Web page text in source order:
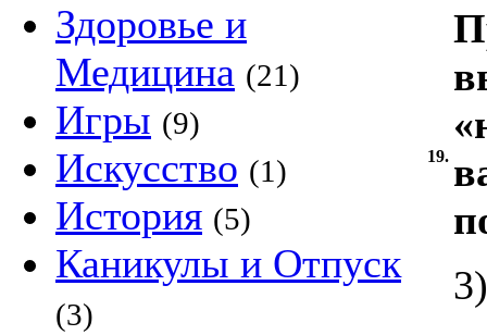
Здоровье и
Медицина (21)
Игры (9)
Искусство (1)
История (5)
Каникулы и Отпуск
(3)
19.